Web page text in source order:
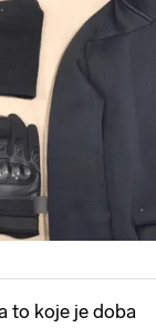
to koje je doba